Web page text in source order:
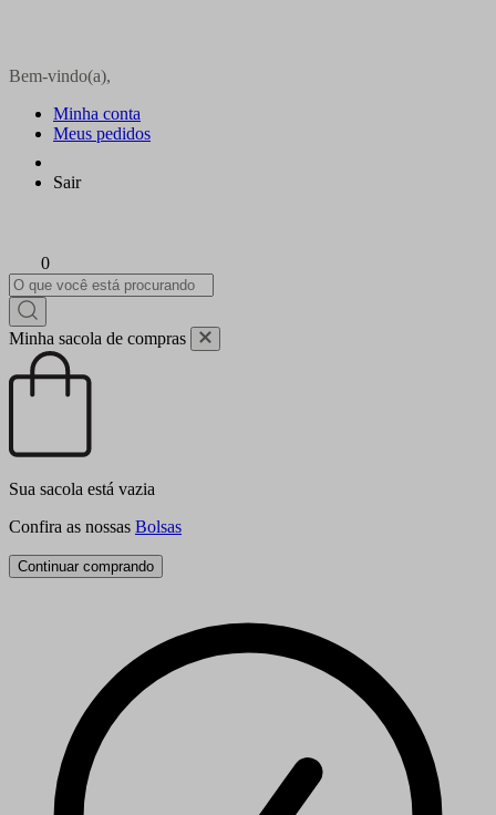
Bem-vindo(a),
Minha conta
Meus pedidos
Sair
0
Minha sacola de compras
Sua sacola está vazia
Confira as nossas Bolsas
Continuar comprando